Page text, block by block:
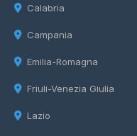
Calabria
Campania
Emilia-Romagna
Friuli-Venezia Giulia
Lazio